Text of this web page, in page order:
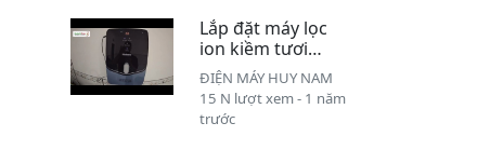
Lắp đặt máy lọc
ion kiềm tươi
Makano -
Daikiosan cho
khách hàng
ĐIỆN MÁY HUY NAM
15 N lượt xem - 1 năm
trước